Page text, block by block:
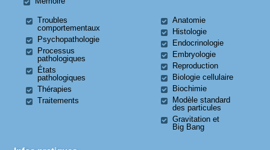
Troubles
comportementaux
Psychopathologie
Processus
pathologiques
États
pathologiques
Thérapies
Traitements
Anatomie
Histologie
Endocrinologie
Embryologie
Reproduction
Biologie cellulaire
Biochimie
Modèle standard
des particules
Gravitation et
Big Bang